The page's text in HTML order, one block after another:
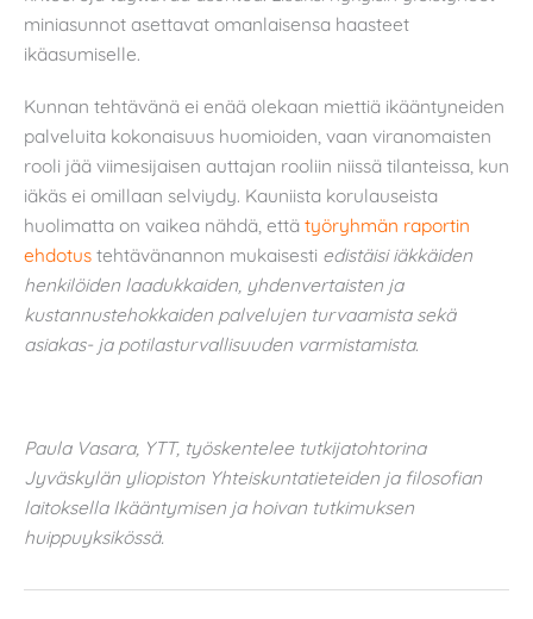
miniasunnot asettavat omanlaisensa haasteet
ikäasumiselle.
Kunnan tehtävänä ei enää olekaan miettiä ikääntyneiden
palveluita kokonaisuus huomioiden, vaan viranomaisten
rooli jää viimesijaisen auttajan rooliin niissä tilanteissa, kun
iäkäs ei omillaan selviydy. Kauniista korulauseista
huolimatta on vaikea nähdä, että työryhmän raportin
ehdotus tehtävänannon mukaisesti edistäisi iäkkäiden
henkilöiden laadukkaiden, yhdenvertaisten ja
kustannustehokkaiden palvelujen turvaamista sekä
asiakas- ja potilasturvallisuuden varmistamista.
Paula Vasara, YTT, työskentelee tutkijatohtorina
Jyväskylän yliopiston Yhteiskuntatieteiden ja filosofian
laitoksella Ikääntymisen ja hoivan tutkimuksen
huippuyksikössä.